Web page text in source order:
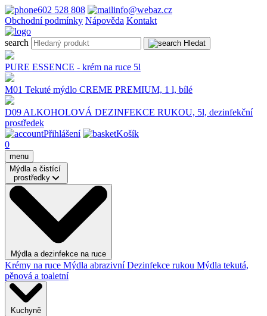
602 528 808
info@webaz.cz
Obchodní podmínky Nápověda Kontakt
search Hledat
PURE ESSENCE - krém na ruce 5l
M01 Tekuté mýdlo CREME PREMIUM, 1 l, bílé
D09 ALKOHOLOVÁ DEZINFEKCE RUKOU, 5l, dezinfekční
prostředek
Přihlášení
Košík
0
menu
Mýdla a čistící
prostředky
Mýdla a dezinfekce na ruce
Krémy na ruce Mýdla abrazivníDezinfekce rukou Mýdla tekutá,
pěnová a toaletní
Kuchyně